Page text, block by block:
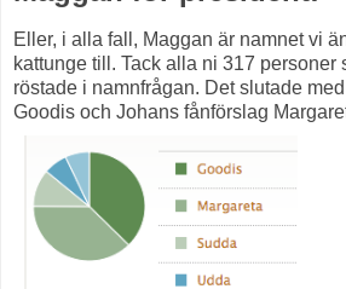
Eller, i alla fall, Maggan är namnet vi
kattunge till. Tack alla ni 317 personer
röstade i namnfrågan. Det slutade
Goodis och Johans fånförslag